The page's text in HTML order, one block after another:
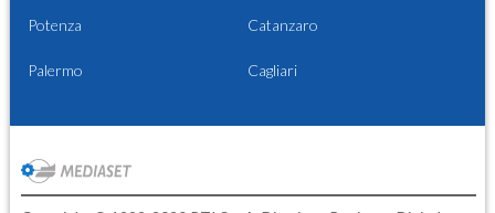
Potenza Catanzaro
Palermo Cagliari